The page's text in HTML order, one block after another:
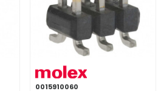
Çözümleri
zamanda terminal blokları, anten
için kompakt ve yüksek performanslı
0015910060